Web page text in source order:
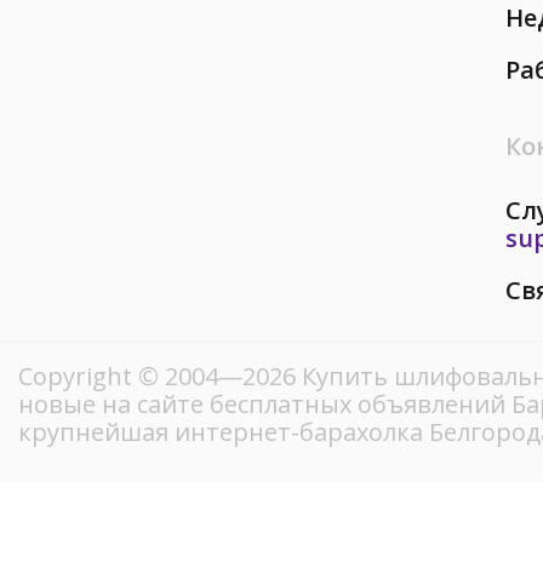
Copyright © 2004—2026 Купить
новые на сайте бесплатных объявлений
крупнейшая интернет-барахолка